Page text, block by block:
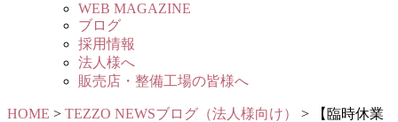
WEB MAGAZINE
ブログ
採用情報
法人様へ
販売店・整備工場の皆様へ
HOME > TEZZO NEWSブログ（法人様向け） >
【臨時休業